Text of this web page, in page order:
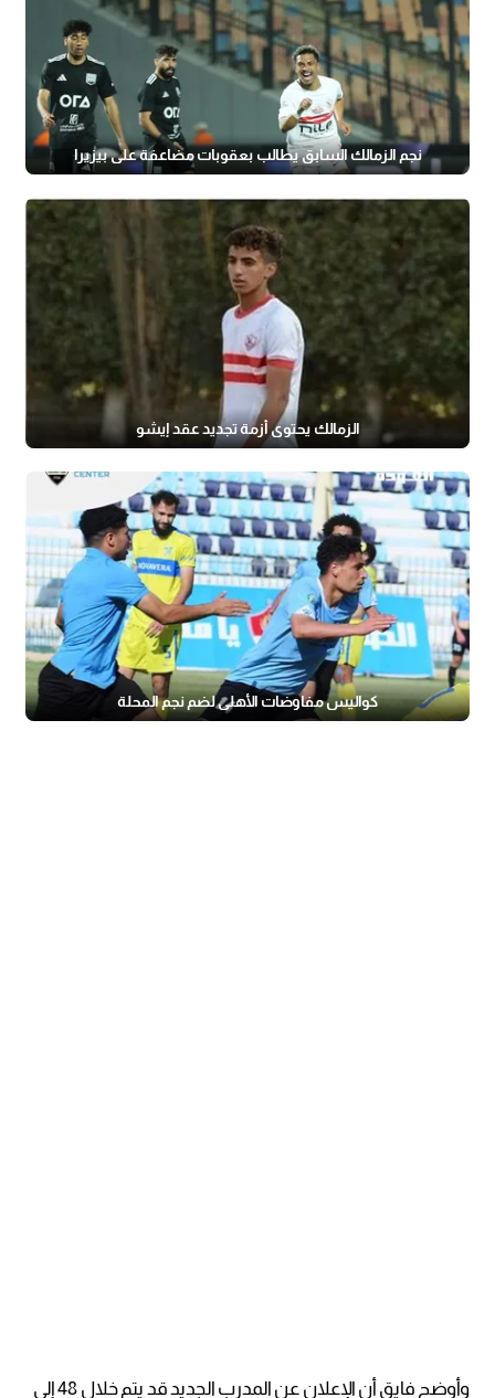
نجم الزمالك السابق يطالب بعقوبات مضاعفة على بيزيرا
الزمالك يحتوي أزمة تجديد عقد إيشو
كواليس مفاوضات الأهلي لضم نجم المحلة
وأوضح فايق أن الإعلان عن المدرب الجديد قد يتم خلال 48 إلى